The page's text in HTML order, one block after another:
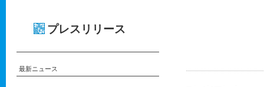
プレスリリース
最新ニュース